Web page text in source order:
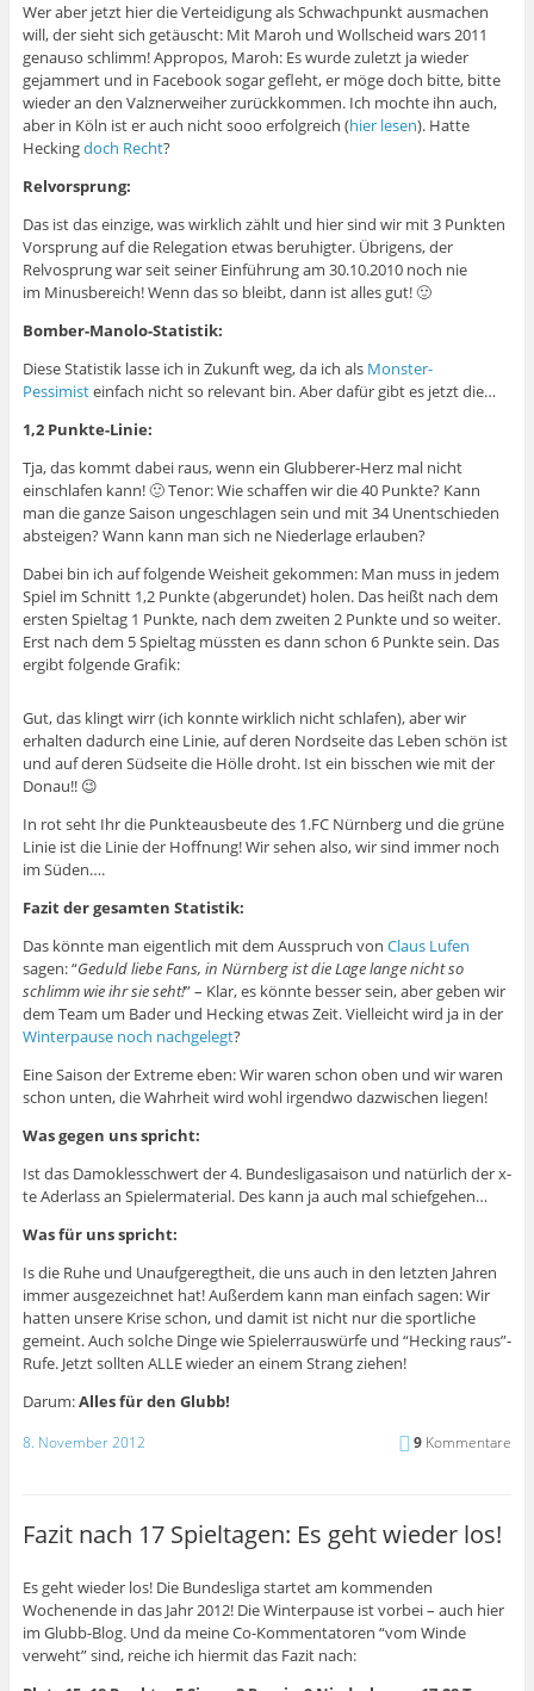
Wer aber jetzt hier die Verteidigung als Schwachpunkt ausmachen
will, der sieht sich getäuscht: Mit Maroh und Wollscheid wars 2011
genauso schlimm! Appropos, Maroh: Es wurde zuletzt ja wieder
gejammert und in Facebook sogar gefleht, er möge doch bitte, bitte
wieder an den Valznerweiher zurückkommen. Ich mochte ihn auch,
aber in Köln ist er auch nicht sooo erfolgreich (hier lesen). Hatte
Heckingdoch Recht?
Relvorsprung:
Das ist das einzige, was wirklich zählt und hier sind wir mit 3 Punkten
Vorsprung auf die Relegation etwas beruhigter. Übrigens, der
Relvosprung war seit seiner Einführung am 30.10.2010 noch nie
im Minusbereich! Wenn das so bleibt, dann ist alles gut! 🙂
Bomber-Manolo-Statistik:
Diese Statistik lasse ich in Zukunft weg, da ich als Monster-
Pessimisteinfach nicht so relevant bin. Aber dafür gibt es jetzt die…
1,2 Punkte-Linie:
Tja, das kommt dabei raus, wenn ein Glubberer-Herz mal nicht
einschlafen kann! 🙂 Tenor: Wie schaffen wir die 40 Punkte? Kann
man die ganze Saison ungeschlagen sein und mit 34 Unentschieden
absteigen? Wann kann man sich ne Niederlage erlauben?
Dabei bin ich auf folgende Weisheit gekommen: Man muss in jedem
Spiel im Schnitt 1,2 Punkte (abgerundet) holen. Das heißt nach dem
ersten Spieltag 1 Punkte, nach dem zweiten 2 Punkte und so weiter.
Erst nach dem 5 Spieltag müssten es dann schon 6 Punkte sein. Das
ergibt folgende Grafik:
Gut, das klingt wirr (ich konnte wirklich nicht schlafen), aber wir
erhalten dadurch eine Linie, auf deren Nordseite das Leben schön ist
und auf deren Südseite die Hölle droht. Ist ein bisschen wie mit der
Donau!! 😉
In rot seht Ihr die Punkteausbeute des 1.FC Nürnberg und die grüne
Linie ist die Linie der Hoffnung! Wir sehen also, wir sind immer noch
im Süden….
Fazit der gesamten Statistik:
Das könnte man eigentlich mit dem Ausspruch von Claus Lufen
sagen: “Geduld liebe Fans, in Nürnberg ist die Lage lange nicht so
schlimm wie ihr sie seht!” – Klar, es könnte besser sein, aber geben wir
dem Team um Bader und Hecking etwas Zeit. Vielleicht wird ja in der
Winterpause noch nachgelegt?
Eine Saison der Extreme eben: Wir waren schon oben und wir waren
schon unten, die Wahrheit wird wohl irgendwo dazwischen liegen!
Was gegen uns spricht:
Ist das Damoklesschwert der 4. Bundesligasaison und natürlich der x-
te Aderlass an Spielermaterial. Des kann ja auch mal schiefgehen…
Was für uns spricht:
Is die Ruhe und Unaufgeregtheit, die uns auch in den letzten Jahren
immer ausgezeichnet hat! Außerdem kann man einfach sagen: Wir
hatten unsere Krise schon, und damit ist nicht nur die sportliche
gemeint. Auch solche Dinge wie Spielerrauswürfe und “Hecking raus”-
Rufe. Jetzt sollten ALLE wieder an einem Strang ziehen!
Darum:Alles für den Glubb!
8. November 2012 9 Kommentare
Fazit nach 17 Spieltagen: Es geht wieder los!
Es geht wieder los! Die Bundesliga startet am kommenden
Wochenende in das Jahr 2012! Die Winterpause ist vorbei – auch hier
im Glubb-Blog. Und da meine Co-Kommentatoren “vom Winde
verweht” sind, reiche ich hiermit das Fazit nach: